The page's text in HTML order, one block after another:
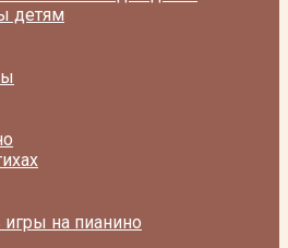
детям
игры на пианино